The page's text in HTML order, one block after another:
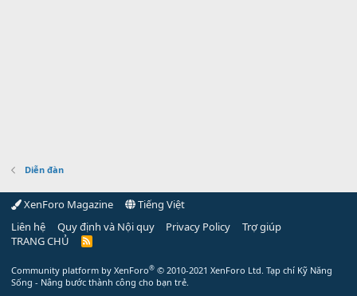
Diễn đàn
XenForo Magazine
Tiếng Việt
Liên hệ
Quy định và Nội quy Privacy Policy
Trợ giúp
TRANG CHỦ
R
Community platform by XenForo® © 2010-2021 XenForo Ltd. Tạp chí Kỹ Năng
Sống - Nâng bước thành công cho bạn trẻ.